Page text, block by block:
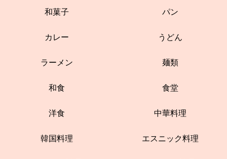
和菓子 パン
カレー うどん
ラーメン 麺類
和食 食堂
洋食 中華料理
韓国料理 エスニック料理